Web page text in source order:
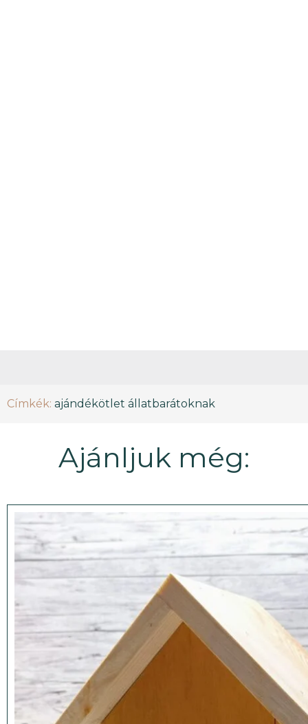
Címkék: ajándékötlet állatbarátoknak
Ajánljuk még: